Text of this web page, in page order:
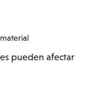
pueden afectar